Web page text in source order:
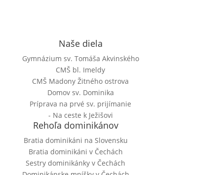
Naše diela
Gymnázium sv. Tomáša Akvinského
CMŠ bl. Imeldy
CMŠ Madony Žitného ostrova
Domov sv. Dominika
Príprava na prvé sv. prijímanie
- Na ceste k Ježišovi
Rehoľa dominikánov
Bratia dominikáni na Slovensku
Bratia dominikáni v Čechách
Sestry dominikánky v Čechách